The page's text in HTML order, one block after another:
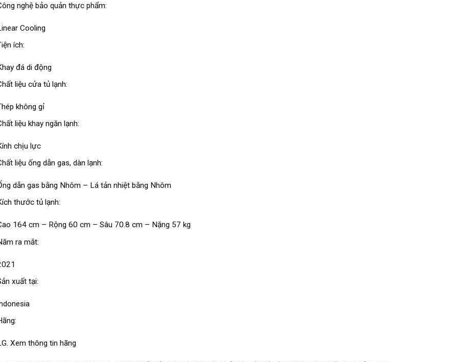
nghệ bảo quản thực phẩm:
Cooling
ích:
đá di động
liệu cửa tủ lạnh:
không gỉ
liệu khay ngăn lạnh:
chịu lực
liệu ống dẫn gas, dàn lạnh:
dẫn gas bằng Nhôm – Lá tản nhiệt bằng Nhôm
thước tủ lạnh:
164 cm – Rộng 60 cm – Sâu 70.8 cm – Nặng 57 kg
ra mắt:
xuất tại:
Xem thông tin hãng